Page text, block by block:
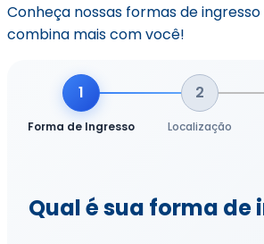
Conheça nossas formas de
combina mais com você!
1
Forma de Ingresso
2
Localização
Qual é sua forma de